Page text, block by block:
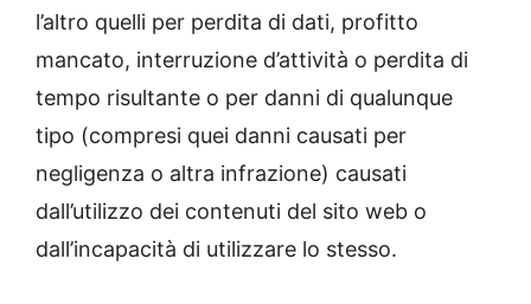
l’altro quelli per perdita di dati, profitto
mancato, interruzione d’attività o perdita di
tempo risultante o per danni di qualunque
tipo (compresi quei danni causati per
negligenza o altra infrazione) causati
dall’utilizzo dei contenuti del sito web o
dall’incapacità di utilizzare lo stesso.